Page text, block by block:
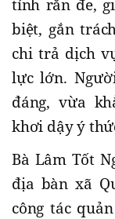
tính răn đe,
biệt, gắn
chi trả dịch
lực lớn.
đáng, vừa
khơi dậy ý
Bà Lâm Tốt
địa bàn xã
công tác